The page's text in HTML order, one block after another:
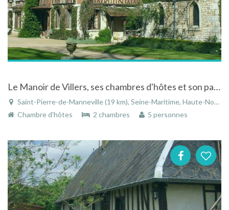
Le Manoir de Villers, ses chambres d'hôtes et son parc
Saint-Pierre-de-Manneville (19 km), Seine-Maritime, Haute-Normandie, Normandie, France
Chambre d'hôtes
2 chambres 5 personnes